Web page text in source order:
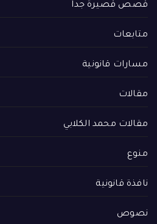
قصص قصيرة جداً
متابعات
مسارات قانونية
مقالات
مقالات محمد الكلابي
منوع
نافذة قانونية
نصوص